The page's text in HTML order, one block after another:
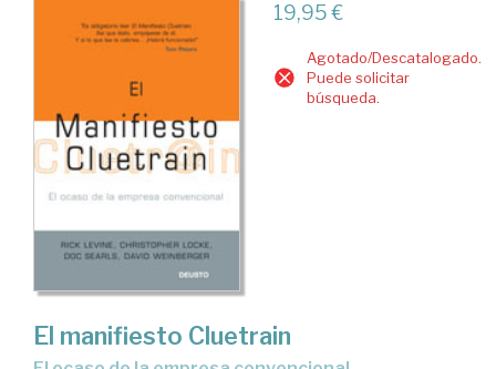
19,95 €
Agotado/Descatalogado.
Puede solicitar
búsqueda.
El manifiesto Cluetrain